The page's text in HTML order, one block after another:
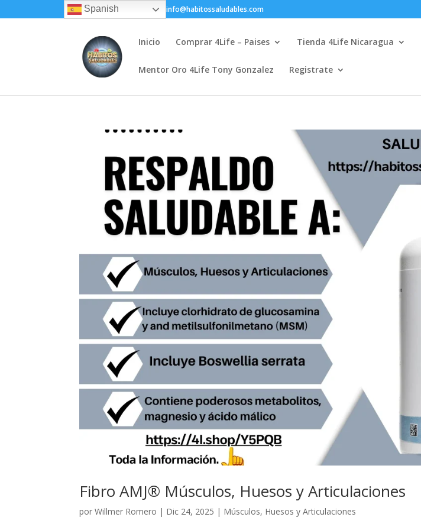
+(505) 8200-1450 info@habitossaludables.com
Inicio Comprar 4Life – Paises Tienda 4Life Nicaragua
Mentor Oro 4Life Tony Gonzalez Registrate
Fibro AMJ® Músculos, Huesos y Articulaciones
porWillmer Romero | Dic 24, 2025 | Músculos, Huesos y Articulaciones
Spanish